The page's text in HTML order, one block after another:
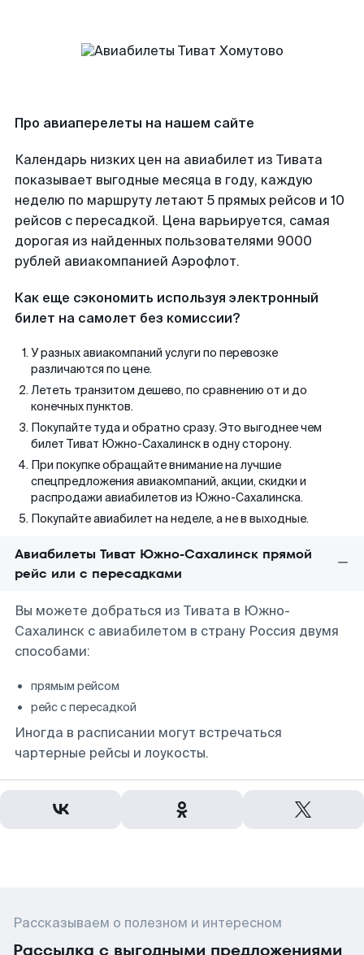
Про авиаперелеты на нашем сайте
Календарь низких цен на авиабилет из Тивата
показывает выгодные месяца в году, каждую
неделю по маршруту летают 5 прямых рейсов и 10
рейсов с пересадкой. Цена варьируется, самая
дорогая из найденных пользователями 9000
рублей авиакомпанией Аэрофлот.
Как еще сэкономить используя электронный
билет на самолет без комиссии?
У разных авиакомпаний услуги по перевозке
различаются по цене.
Лететь транзитом дешево, по сравнению от и до
конечных пунктов.
Покупайте туда и обратно сразу. Это выгоднее чем
билет Тиват Южно-Сахалинск в одну сторону.
При покупке обращайте внимание на лучшие
спецпредложения авиакомпаний, акции, скидки и
распродажи авиабилетов из Южно-Сахалинска.
Покупайте авиабилет на неделе, а не в выходные.
Авиабилеты Тиват Южно-Сахалинск прямой
рейс или с пересадками
Вы можете добраться из Тивата в Южно-
Сахалинск с авиабилетом в страну Россия двумя
способами:
прямым рейсом
рейс с пересадкой
Иногда в расписании могут встречаться
чартерные рейсы и лоукосты.
Рассказываем о полезном и интересном
Рассылка с выгодными предложениями